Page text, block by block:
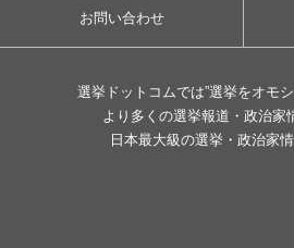
お問い合わせ
選挙ドットコムでは”選挙をオモシ
より多くの選挙報道・政治家
日本最大級の選挙・政治家